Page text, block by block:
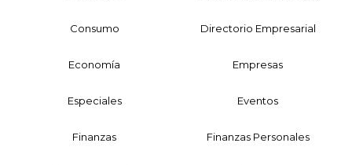
Consumo Directorio Empresarial
Economía Empresas
Especiales Eventos
Finanzas Finanzas Personales